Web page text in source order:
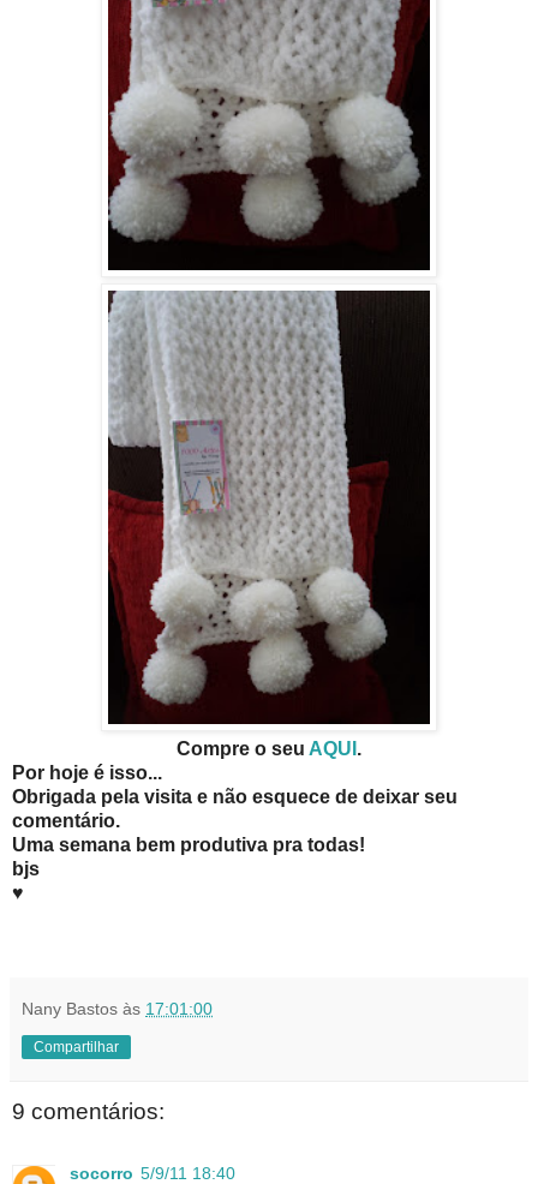
Compre o seu AQUI .
Por hoje é isso...
Obrigada pela visita e não esquece de deixar seu
comentário.
Uma semana bem produtiva pra todas!
bjs
♥
Nany Bastos às 17:01:00
Compartilhar
9 comentários:
socorro 5/9/11 18:40